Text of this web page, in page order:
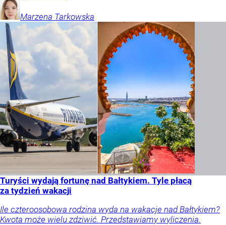
Marzena Tarkowska
Turyści wydają fortunę nad Bałtykiem. Tyle płacą
za tydzień wakacji
Ile czteroosobowa rodzina wyda na wakacje nad Bałtykiem?
Kwota może wielu zdziwić. Przedstawiamy wyliczenia.